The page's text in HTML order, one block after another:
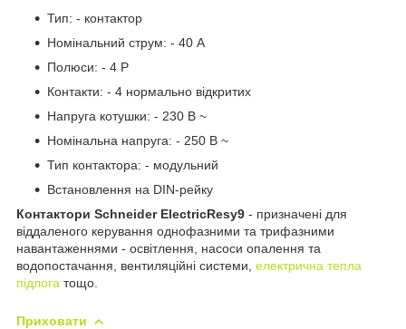
Тип: - контактор
Номінальний струм: - 40 А
Полюси: - 4 P
Контакти: - 4 нормально відкритих
Напруга котушки: - 230 В ~
Номінальна напруга: - 250 В ~
Тип контактора: - модульний
Встановлення на DIN-рейку
Контактори Schneider ElectricResy9 - призначені для
віддаленого керування однофазними та трифазними
навантаженнями - освітлення, насоси опалення та
водопостачання, вентиляційні системи, електрична тепла
підлога тощо.
Приховати